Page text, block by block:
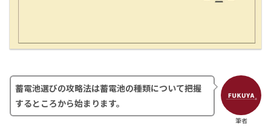
筆者
蓄電池選びの攻略法は蓄電池の種類について把握
するところから始まります。